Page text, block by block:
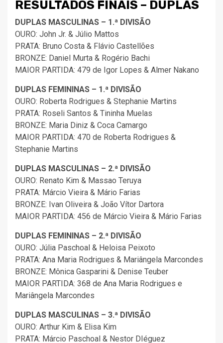
RESULTADOS FINAIS – DUPLAS
DUPLAS MASCULINAS – 1.ª DIVISÃO
OURO: John Jr. & Júlio Mattos
PRATA: Bruno Costa & Flávio Castellões
BRONZE: Daniel Murta & Rogério Bachi
MAIOR PARTIDA: 479 de Igor Lopes & Almer Nakano
DUPLAS FEMININAS – 1.ª DIVISÃO
OURO: Roberta Rodrigues & Stephanie Martins
PRATA: Roseli Santos & Tininha Muelas
BRONZE: Maria Diniz & Coca Camargo
MAIOR PARTIDA: 470 de Roberta Rodrigues &
Stephanie Martins
DUPLAS MASCULINAS – 2.ª DIVISÃO
OURO: Renato Kim & Massao Teruya
PRATA: Márcio Vieira & Mário Farias
BRONZE: Ivan Oliveira & João Vítor Dartora
MAIOR PARTIDA: 456 de Márcio Vieira & Mário Farias
DUPLAS FEMININAS – 2.ª DIVISÃO
OURO: Júlia Paschoal & Heloisa Peixoto
PRATA: Ana Maria Rodrigues & Mariângela Marcondes
BRONZE: Mônica Gasparini & Denise Teuber
MAIOR PARTIDA: 368 de Ana Maria Rodrigues e
Mariângela Marcondes
DUPLAS MASCULINAS – 3.ª DIVISÃO
OURO: Arthur Kim & Elisa Kim
PRATA: Márcio Paschoal & Nestor DIéguez